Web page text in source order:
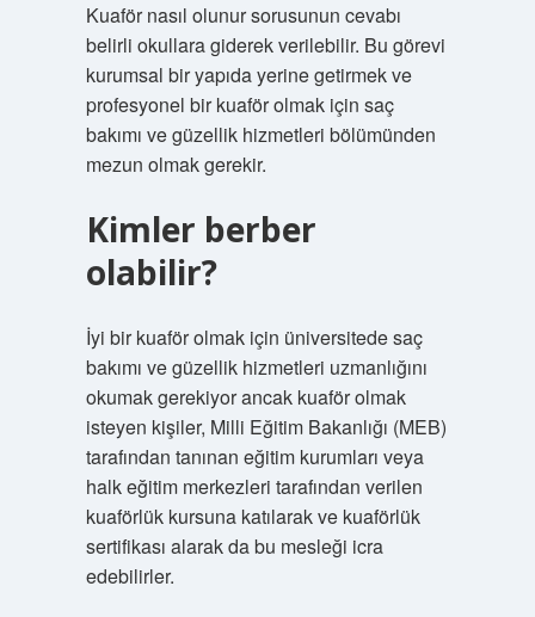
Kuaför nasıl olunur sorusunun cevabı
belirli okullara giderek verilebilir. Bu görevi
kurumsal bir yapıda yerine getirmek ve
profesyonel bir kuaför olmak için saç
bakımı ve güzellik hizmetleri bölümünden
mezun olmak gerekir.
Kimler berber
olabilir?
İyi bir kuaför olmak için üniversitede saç
bakımı ve güzellik hizmetleri uzmanlığını
okumak gerekiyor ancak kuaför olmak
isteyen kişiler, Milli Eğitim Bakanlığı (MEB)
tarafından tanınan eğitim kurumları veya
halk eğitim merkezleri tarafından verilen
kuaförlük kursuna katılarak ve kuaförlük
sertifikası alarak da bu mesleği icra
edebilirler.